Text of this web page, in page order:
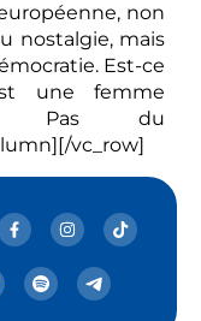
non
nostalgie, mais
Est-ce
une femme
Pas du
vc_row]